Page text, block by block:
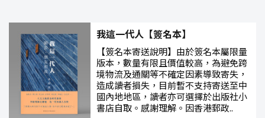
我這一代人【簽名本】
【簽名本寄送說明】由於簽名本屬限量
版本，數量有限且價值較高，為避免跨
境物流及通關等不確定因素導致寄失，
造成讀者損失，目前暫不支持寄送至中
國內地地區，讀者亦可選擇於出版社小
書店自取。感謝理解。因香港郵政..